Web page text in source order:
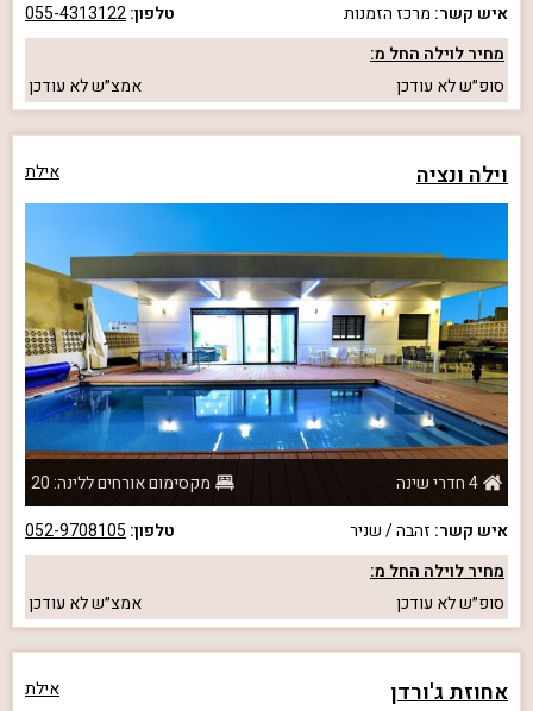
איש קשר: מרכז הזמנות טלפון:055-4313122
מחיר לוילה החל מ:
סופ״שלא עודכן אמצ״שלא עודכן
וילה ונציה אילת
4 חדרי שינה
מקסימום אורחים ללינה: 20
איש קשר: זהבה / שניר טלפון: 052-9708105
מחיר לוילה החל מ:
סופ״שלא עודכן אמצ״שלא עודכן
אחוזת ג'ורדן אילת